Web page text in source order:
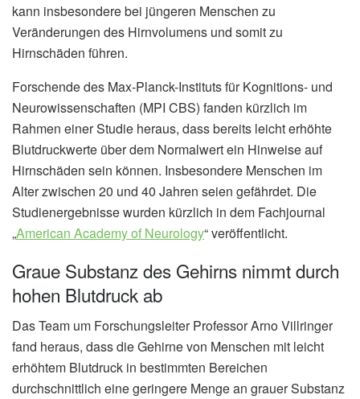
kann insbesondere bei jüngeren Menschen zu
Veränderungen des Hirnvolumens und somit zu
Hirnschäden führen.
Forschende des Max-Planck-Instituts für Kognitions- und
Neurowissenschaften (MPI CBS) fanden kürzlich im
Rahmen einer Studie heraus, dass bereits leicht erhöhte
Blutdruckwerte über dem Normalwert ein Hinweise auf
Hirnschäden sein können. Insbesondere Menschen im
Alter zwischen 20 und 40 Jahren seien gefährdet. Die
Studienergebnisse wurden kürzlich in dem Fachjournal
„American Academy of Neurology“ veröffentlicht.
Graue Substanz des Gehirns nimmt durch
hohen Blutdruck ab
Das Team um Forschungsleiter Professor Arno Villringer
fand heraus, dass die Gehirne von Menschen mit leicht
erhöhtem Blutdruck in bestimmten Bereichen
durchschnittlich eine geringere Menge an grauer Substanz